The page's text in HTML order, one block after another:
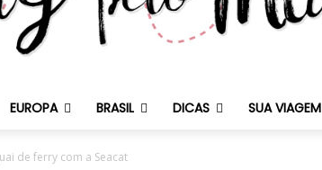
EUROPA BRASIL DICAS SUA VIAGEM
de ferry com a Seacat